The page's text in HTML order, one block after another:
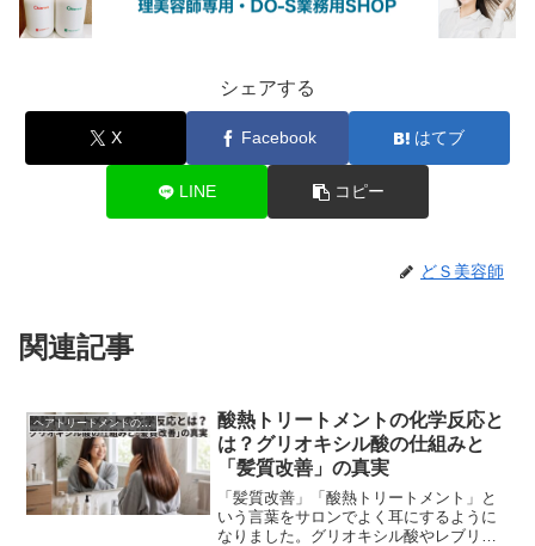
シェアする
X Facebook はてブ
LINE コピー
どＳ美容師
関連記事
ヘアトリートメントの真実
酸熱トリートメントの化学反応と
は？グリオキシル酸の仕組みと
「髪質改善」の真実
「髪質改善」「酸熱トリートメント」と
いう言葉をサロンでよく耳にするように
なりました。グリオキシル酸やレブリン